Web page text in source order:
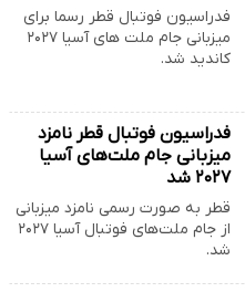
فدراسیون فوتبال قطر رسما برای
میزبانی جام ملت های آسیا ۲۰۲۷
کاندید شد.
فدراسیون فوتبال قطر نامزد
میزبانی جام ملت‌های آسیا
۲۰۲۷ شد
قطر به صورت رسمی نامزد میزبانی
از جام ملت‌های فوتبال آسیا ۲۰۲۷
شد.